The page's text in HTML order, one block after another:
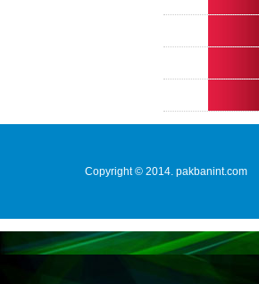
Copyright © 2014. pakbanint.com